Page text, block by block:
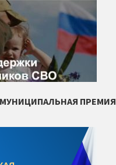
ПРЕМИЯ